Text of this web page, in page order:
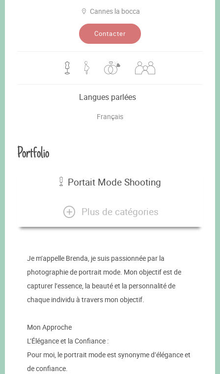
Cannes la bocca
Contacter
Langues parlées
Français
Portfolio
Portait Mode Shooting
Plus de catégories
Je m’appelle Brenda, je suis passionnée par la
photographie de portrait mode. Mon objectif est de
capturer l’essence, la beauté et la personnalité de
chaque individu à travers mon objectif.
Mon Approche
L’Élégance et la Confiance :
Pour moi, le portrait mode est synonyme d’élégance et
de confiance.